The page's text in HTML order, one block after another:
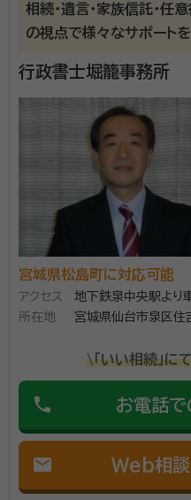
わなければなりません。
は負担が大きく、期限の
相続・遺言・家族信託・任
の視点で様々なサポート
行政書士堀籠事務所
宮城県松島町に対応可能
アクセス
地下鉄泉中央駅より
17分
所在地 宮城県仙台市泉区
\「いい相続」に
phone お電話で
mail Web相談